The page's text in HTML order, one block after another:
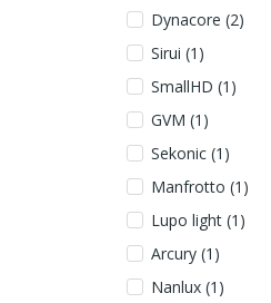
Dynacore (2)
Sirui (1)
SmallHD (1)
GVM (1)
Sekonic (1)
Manfrotto (1)
Lupo light (1)
Arcury (1)
Nanlux (1)